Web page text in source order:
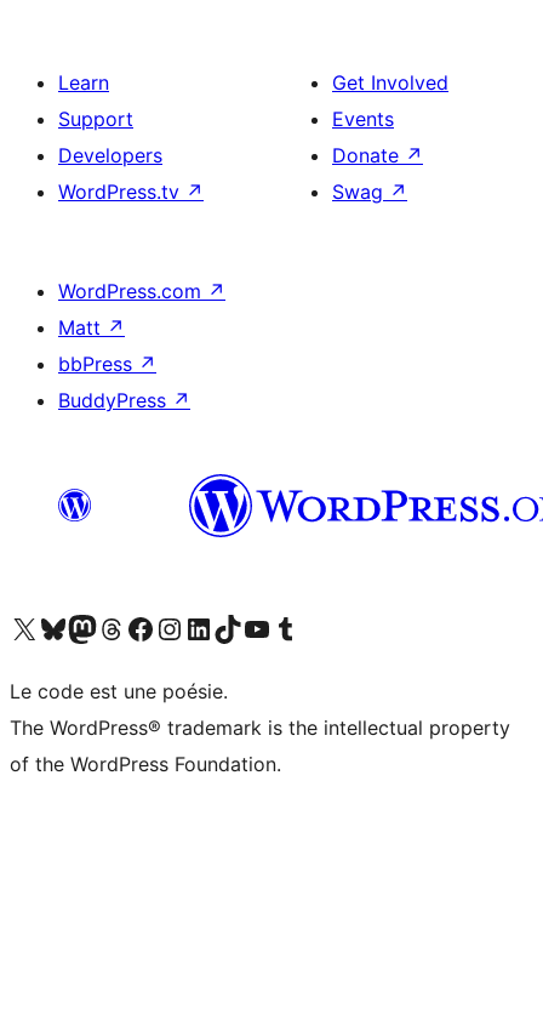
Learn
Support
Developers
WordPress.tv ↗
Get Involved
Events
Donate ↗
Swag ↗
WordPress.com ↗
Matt ↗
bbPress ↗
BuddyPress ↗
Visit our X (formerly Twitter) account
Visitez notre compte Bluesky
Visit our Mastodon account
Visitez notre compte Threads
Visit our Facebook page
Visit our Instagram account
Visit our LinkedIn account
Visitez notre compte TikTok
Visit our YouTube channel
Visitez notre compte Tumblr
Le code est une poésie.
The WordPress® trademark is the intellectual property
of the WordPress Foundation.